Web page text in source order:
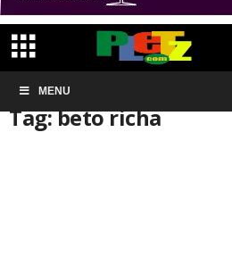
MENU
Início Tags
Tag: beto richa